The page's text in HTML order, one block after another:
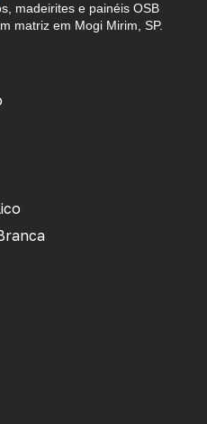
madeirites e painéis OSB
matriz em Mogi Mirim, SP.